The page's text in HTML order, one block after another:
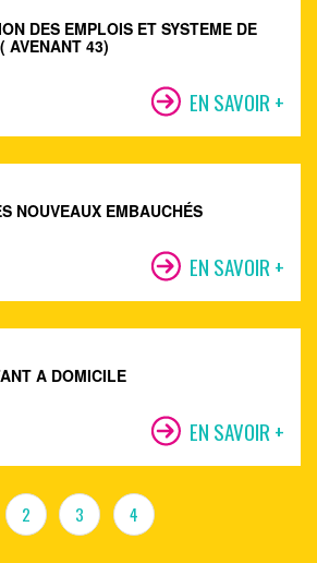
DES EMPLOIS ET SYSTEME DE
AVENANT 43)
EN SAVOIR +
NOUVEAUX EMBAUCHÉS
EN SAVOIR +
A DOMICILE
EN SAVOIR +
2 3 4